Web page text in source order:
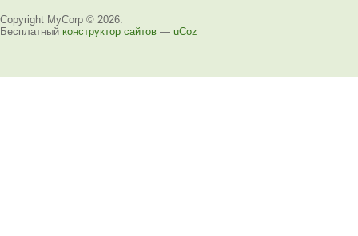
Copyright MyCorp © 2026
Бесплатный конструктор сайтов — uCoz